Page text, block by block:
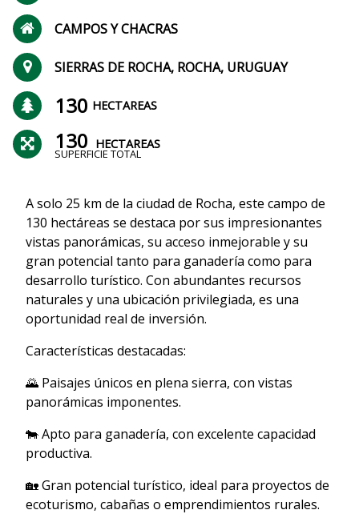
CAMPOS Y CHACRAS
SIERRAS DE ROCHA, ROCHA, URUGUAY
130 HECTAREAS
130 HECTAREAS
SUPERFICIE TOTAL
A solo 25 km de la ciudad de Rocha, este campo de
130 hectáreas se destaca por sus impresionantes
vistas panorámicas, su acceso inmejorable y su
gran potencial tanto para ganadería como para
desarrollo turístico. Con abundantes recursos
naturales y una ubicación privilegiada, es una
oportunidad real de inversión.
Características destacadas:
🌄 Paisajes únicos en plena sierra, con vistas
panorámicas imponentes.
🐄 Apto para ganadería, con excelente capacidad
productiva.
🏡 Gran potencial turístico, ideal para proyectos de
ecoturismo, cabañas o emprendimientos rurales.